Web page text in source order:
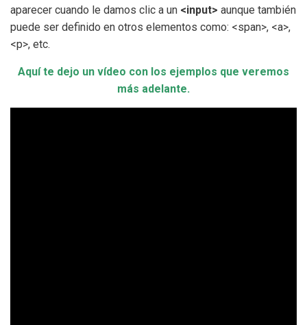
aparecer cuando le damos clic a un <input> aunque también
puede ser definido en otros elementos como: <span>, <a>,
<p>, etc.
Aquí te dejo un vídeo con los ejemplos que veremos
más adelante.